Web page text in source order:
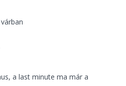
a last minute ma már a